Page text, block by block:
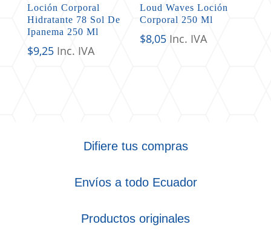
Loción Corporal
Hidratante 78 Sol De
Ipanema 250 Ml
$9,25 Inc. IVA
Loud Waves Loción
Corporal 250 Ml
$8,05 Inc. IVA
Difiere tus compras
Envíos a todo Ecuador
Productos originales